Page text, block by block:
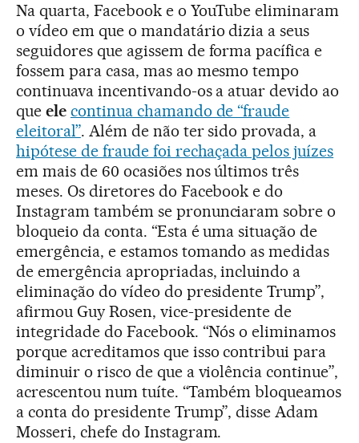
Na quarta, Facebook e o YouTube eliminaram
o vídeo em que o mandatário dizia a seus
seguidores que agissem de forma pacífica e
fossem para casa, mas ao mesmo tempo
continuava incentivando-os a atuar devido ao
queele continua chamando de “fraude
eleitoral”. Além de não ter sido provada, a
hipótese de fraude foi rechaçada pelos juízes
em mais de 60 ocasiões nos últimos três
meses. Os diretores do Facebook e do
Instagram também se pronunciaram sobre o
bloqueio da conta. “Esta é uma situação de
emergência, e estamos tomando as medidas
de emergência apropriadas, incluindo a
eliminação do vídeo do presidente Trump”,
afirmou Guy Rosen, vice-presidente de
integridade do Facebook. “Nós o eliminamos
porque acreditamos que isso contribui para
diminuir o risco de que a violência continue”,
acrescentou num tuíte. “Também bloqueamos
a conta do presidente Trump”, disse Adam
Mosseri, chefe do Instagram.